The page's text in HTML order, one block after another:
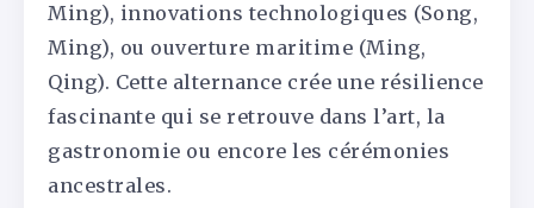
Ming), innovations technologiques (Song,
Ming), ou ouverture maritime (Ming,
Qing). Cette alternance crée une résilience
fascinante qui se retrouve dans l’art, la
gastronomie ou encore les cérémonies
ancestrales.